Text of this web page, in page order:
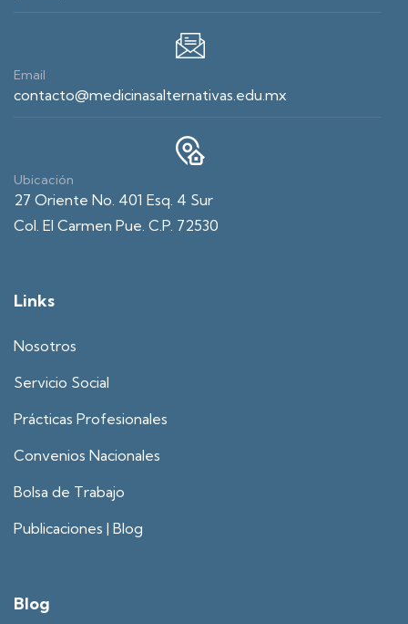
Email
contacto@medicinasalternativas.edu.mx
Ubicación
27 Oriente No. 401 Esq. 4 Sur
Col. El Carmen Pue. C.P. 72530
Links
Nosotros
Servicio Social
Prácticas Profesionales
Convenios Nacionales
Bolsa de Trabajo
Publicaciones | Blog
Blog